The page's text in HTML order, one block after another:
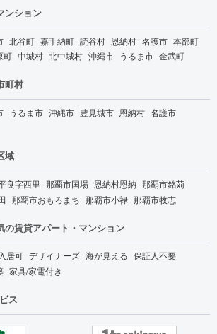
ンション
北谷町 嘉手納町 読谷村 恩納村 名護市 本部町
町 中城村 北中城村 沖縄市 うるま市 金武町
町村
うるま市 沖縄市 豊見城市 恩納村 名護市
域
良字西里 那覇市国場 恩納村恩納 那覇市銘苅
那覇市おもろまち 那覇市小禄 那覇市牧志
の賃貸アパート・マンション
居可 デザイナーズ 海が見える 保証人不要
家具/家電付き
ス